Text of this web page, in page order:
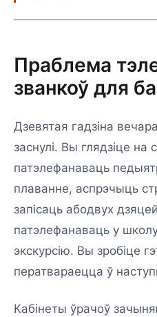
Праблема
званкоў для
Дзевятая гадзіна
заснулі. Вы глядзіце на
патэлефанаваць
плаванне, аспрэчыць
запісаць абодвух
патэлефанаваць у
экскурсію. Вы зробіце
ператвараецца ў
Кабінеты ўрачоў